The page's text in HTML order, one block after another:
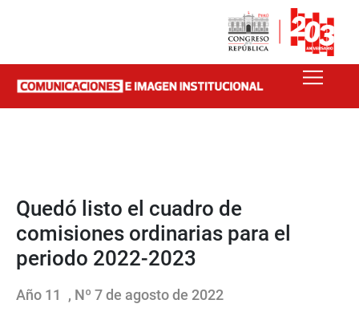
Quedó listo el cuadro de
comisiones ordinarias para el
periodo 2022-2023
Año 11 , Nº 7 de agosto de 2022